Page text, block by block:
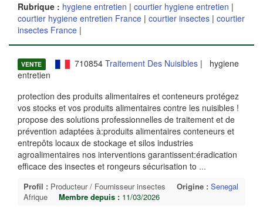
Rubrique : hygiene entretien | courtier hygiene entretien |
courtier hygiene entretien France | courtier insectes | courtier
insectes France |
VENTE 710854 Traitement Des Nuisibles| hygiene
entretien
protection des produits alimentaires et conteneurs protégez
vos stocks et vos produits alimentaires contre les nuisibles !
propose des solutions professionnelles de traitement et de
prévention adaptées à:produits alimentaires conteneurs et
entrepôts locaux de stockage et silos industries
agroalimentaires nos interventions garantissent:éradication
efficace des insectes et rongeurs sécurisation to ...
Profil : Producteur / Fournisseur insectes Origine : Senegal
Afrique
Membre depuis : 11/03/2026